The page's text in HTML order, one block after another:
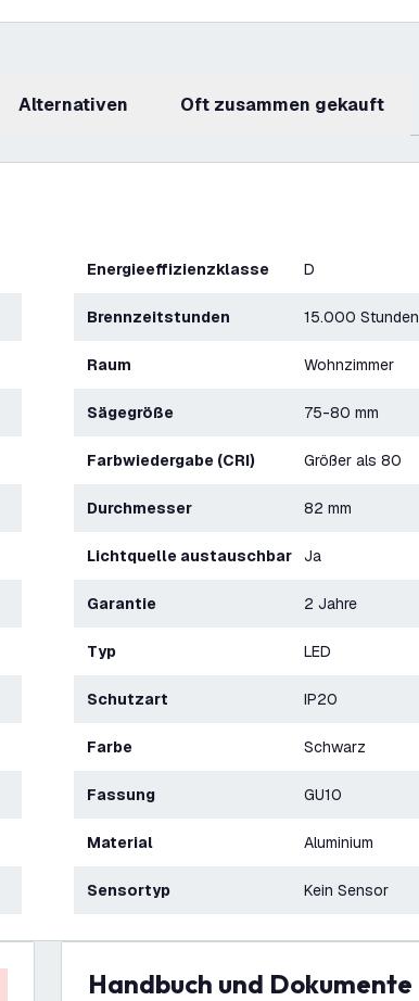
Alternativen Oft zusammen gekauft
Energieeffizienzklasse D
Brennzeitstunden 15.000 Stunden
Raum Wohnzimmer
Sägegröße 75-80 mm
Farbwiedergabe (CRI) Größer als 80
Durchmesser 82 mm
Lichtquelle austauschbar Ja
Garantie 2 Jahre
Typ LED
Schutzart IP20
Farbe Schwarz
Fassung GU10
Material Aluminium
Sensortyp Kein Sensor
Handbuch und Dokumente